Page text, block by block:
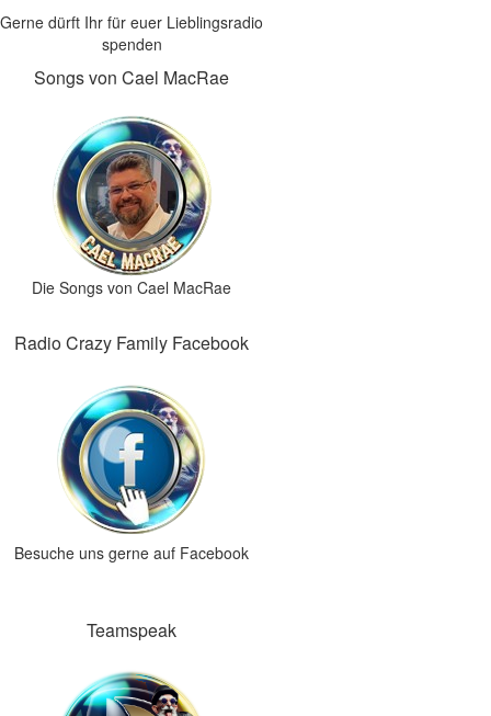
Gerne dürft Ihr für euer Lieblingsradio
spenden
Songs von Cael MacRae
Die Songs von Cael MacRae
Radio Crazy Family Facebook
Besuche uns gerne auf Facebook
Teamspeak